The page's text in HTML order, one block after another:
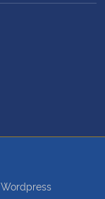
Wordpress